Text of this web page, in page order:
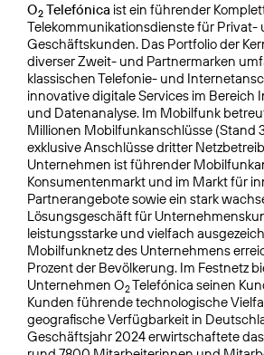
O2 Telefónica ist ein führender
Telekommunikationsdienste für Privat-
Geschäftskunden. Das Portfolio der
diverser Zweit- und Partnermarken
klassischen Telefonie- und
innovative digitale Services im Bereich
und Datenanalyse. Im Mobilfunk
Millionen Mobilfunkanschlüsse (Stand
exklusive Anschlüsse dritter
Unternehmen ist führender
Konsumentenmarkt und im Markt für
Partnerangebote sowie ein stark
Lösungsgeschäft für
leistungsstarke und vielfach
Mobilfunknetz des Unternehmens
Prozent der Bevölkerung. Im Festnetz
Unternehmen O2Telefónica seinen
Kunden führende technologische
geografische Verfügbarkeit in
Geschäftsjahr 2024 erwirtschaftete